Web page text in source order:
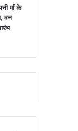
माँ के
वन